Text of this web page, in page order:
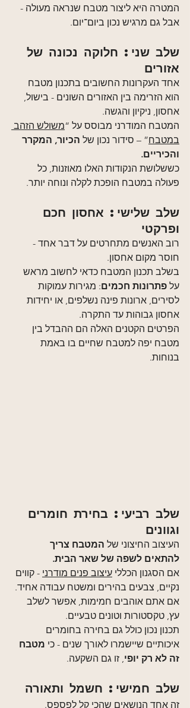
המטרה היא ליצור מטבח שנראה מעולה -
אבל גם מרגיש נכון ביום־יום.
שלב שני: חלוקה נכונה של
אזורים
אחד העקרונות החשובים בתכנון מטבח
הוא הזרימה בין האזורים השונים - בישול,
אחסון, ניקיון והגשה.
המטבח המודרני מבוסס על “משולש הזהב
במטבח” – סידור נכון של הכיור, המקרר
והכיריים.
כששלושת הנקודות האלו מאוזנות, כל
פעולה במטבח הופכת לקלה ונוחה יותר.
שלב שלישי: אחסון חכם
ופרקטי
רוב האנשים מתחרטים על דבר אחד -
חוסר מקום אחסון.
בשלב תכנון המטבח כדאי לחשוב מראש
על פתרונות חכמים: מגירות עמוקות
לסירים, ארונות פינה נשלפים, או יחידות
אחסון גבוהות עד התקרה.
הפרטים הקטנים האלה הם ההבדל בין
מטבח יפה למטבח שחיים בו באמת
בנוחות.
שלב רביעי: בחירת חומרים
וגוונים
העיצוב החיצוני של המטבח צריך
להתאים לשפה של שאר הבית.
אם הסגנון הכללי עיצוב פנים מודרני - קווים
נקיים, צבעים בהירים ומשטח עבודה אחיד.
אם אתם אוהבים חמימות, אפשר לשלב
עץ, טקסטורות וטונים טבעיים.
תכנון נכון כולל גם בחירה בחומרים
איכותיים שיישמרו לאורך שנים - כי מטבח
זה לא רק יופי , זו גם השקעה.
שלב חמישי: חשמל ותאורה
זה אחד הנושאים שהכי קל לפספס.